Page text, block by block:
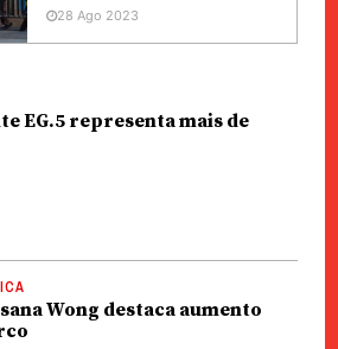
28 Ago 2023
EG.5 representa mais de
Wong destaca aumento